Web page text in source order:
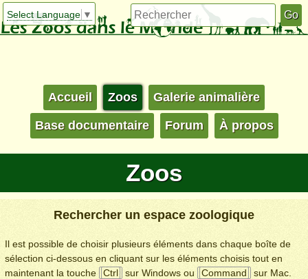
Select Language ▼
Accueil Zoos Galerie animalière
Base documentaire Forum À propos
Zoos
Rechercher un espace zoologique
Il est possible de choisir plusieurs éléments dans chaque boîte de
sélection ci-dessous en cliquant sur les éléments choisis tout en
maintenant la touche
Ctrl sur Windows ou Command
sur Mac.